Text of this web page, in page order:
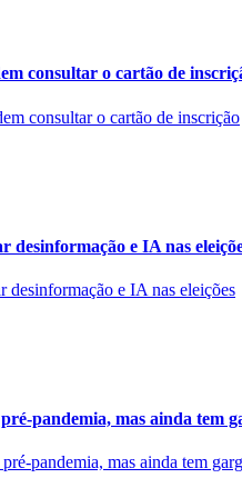
consultar o cartão de
e IA nas
pandemia, mas ainda tem